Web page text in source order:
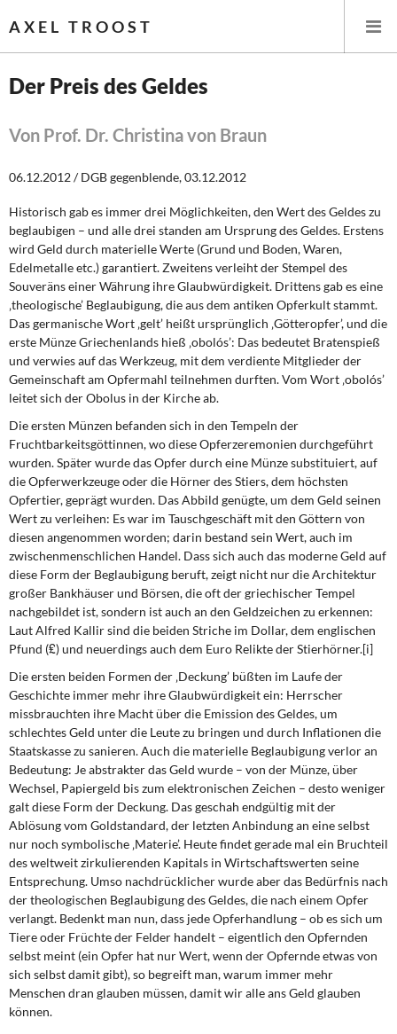
AXEL TROOST
Leitlinien linker Wirtschafts- und Finanzpolitik
Wirtschaftspolitik
Steuer- und Finanzpolitik
Öffentliche Infrastruktur und Daseinsvorsorge
Eurokrise und Griechenland
DIE LINKE
Weitere Themen
Memo-Gruppe
Institut Solidarische Moderne
Rosa-Luxemburg-Stiftung
Über mich
Der Preis des Geldes
Von Prof. Dr. Christina von Braun
06.12.2012 / DGB gegenblende, 03.12.2012
Historisch gab es immer drei Möglichkeiten, den Wert des Geldes zu
beglaubigen – und alle drei standen am Ursprung des Geldes. Erstens
wird Geld durch materielle Werte (Grund und Boden, Waren,
Edelmetalle etc.) garantiert. Zweitens verleiht der Stempel des
Souveräns einer Währung ihre Glaubwürdigkeit. Drittens gab es eine
‚theologische’ Beglaubigung, die aus dem antiken Opferkult stammt.
Das germanische Wort ‚gelt’ heißt ursprünglich ‚Götteropfer’, und die
erste Münze Griechenlands hieß ‚obolós’: Das bedeutet Bratenspieß
und verwies auf das Werkzeug, mit dem verdiente Mitglieder der
Gemeinschaft am Opfermahl teilnehmen durften. Vom Wort ‚obolós’
leitet sich der Obolus in der Kirche ab.
Die ersten Münzen befanden sich in den Tempeln der
Fruchtbarkeitsgöttinnen, wo diese Opferzeremonien durchgeführt
wurden. Später wurde das Opfer durch eine Münze substituiert, auf
die Opferwerkzeuge oder die Hörner des Stiers, dem höchsten
Opfertier, geprägt wurden. Das Abbild genügte, um dem Geld seinen
Wert zu verleihen: Es war im Tauschgeschäft mit den Göttern von
diesen angenommen worden; darin bestand sein Wert, auch im
zwischenmenschlichen Handel. Dass sich auch das moderne Geld auf
diese Form der Beglaubigung beruft, zeigt nicht nur die Architektur
großer Bankhäuser und Börsen, die oft der griechischer Tempel
nachgebildet ist, sondern ist auch an den Geldzeichen zu erkennen:
Laut Alfred Kallir sind die beiden Striche im Dollar, dem englischen
Pfund (₤) und neuerdings auch dem Euro Relikte der Stierhörner.[i]
Die ersten beiden Formen der ‚Deckung’ büßten im Laufe der
Geschichte immer mehr ihre Glaubwürdigkeit ein: Herrscher
missbrauchten ihre Macht über die Emission des Geldes, um
schlechtes Geld unter die Leute zu bringen und durch Inflationen die
Staatskasse zu sanieren. Auch die materielle Beglaubigung verlor an
Bedeutung: Je abstrakter das Geld wurde – von der Münze, über
Wechsel, Papiergeld bis zum elektronischen Zeichen – desto weniger
galt diese Form der Deckung. Das geschah endgültig mit der
Ablösung vom Goldstandard, der letzten Anbindung an eine selbst
nur noch symbolische ‚Materie’. Heute findet gerade mal ein Bruchteil
des weltweit zirkulierenden Kapitals in Wirtschaftswerten seine
Entsprechung. Umso nachdrücklicher wurde aber das Bedürfnis nach
der theologischen Beglaubigung des Geldes, die nach einem Opfer
verlangt. Bedenkt man nun, dass jede Opferhandlung – ob es sich um
Tiere oder Früchte der Felder handelt – eigentlich den Opfernden
selbst meint (ein Opfer hat nur Wert, wenn der Opfernde etwas von
sich selbst damit gibt), so begreift man, warum immer mehr
Menschen dran glauben müssen, damit wir alle ans Geld glauben
können.